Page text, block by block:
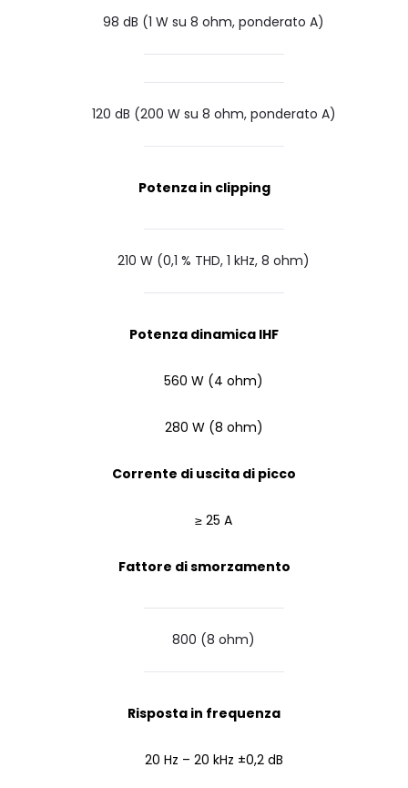
98 dB (1 W su 8 ohm, ponderato A)
120 dB (200 W su 8 ohm, ponderato A)
Potenza in clipping
210 W (0,1 % THD, 1 kHz, 8 ohm)
Potenza dinamica IHF
560 W (4 ohm)
280 W (8 ohm)
Corrente di uscita di picco
≥ 25 A
Fattore di smorzamento
800 (8 ohm)
Risposta in frequenza
20 Hz – 20 kHz ±0,2 dB